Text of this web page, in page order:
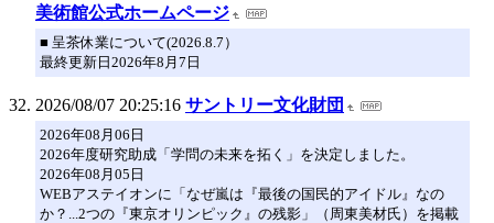
美術館公式ホームページ
■ 呈茶休業について(2026.8.7）
最終更新日2026年8月7日
2026/08/07 20:25:16 サントリー文化財団
2026年08月06日
2026年度研究助成「学問の未来を拓く」を決定しました。
2026年08月05日
WEBアステイオンに「なぜ嵐は『最後の国民的アイドル』なの
か？...2つの『東京オリンピック』の残影」（周東美材氏）を掲載